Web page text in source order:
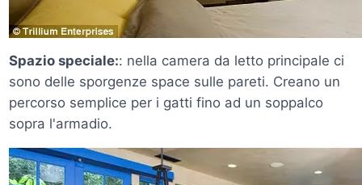
Spazio speciale:: nella camera da letto principale ci
sono delle sporgenze space sulle pareti. Creano un
percorso semplice per i gatti fino ad un soppalco
sopra l'armadio.